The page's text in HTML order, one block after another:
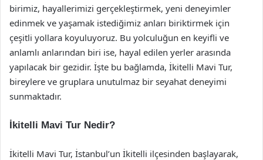
birimiz, hayallerimizi gerçekleştirmek, yeni deneyimler
edinmek ve yaşamak istediğimiz anları biriktirmek için
çeşitli yollara koyuluyoruz. Bu yolculuğun en keyifli ve
anlamlı anlarından biri ise, hayal edilen yerler arasında
yapılacak bir gezidir. İşte bu bağlamda, İkitelli Mavi Tur,
bireylere ve gruplara unutulmaz bir seyahat deneyimi
sunmaktadır.
İkitelli Mavi Tur Nedir?
İkitelli Mavi Tur, İstanbul’un İkitelli ilçesinden başlayarak,